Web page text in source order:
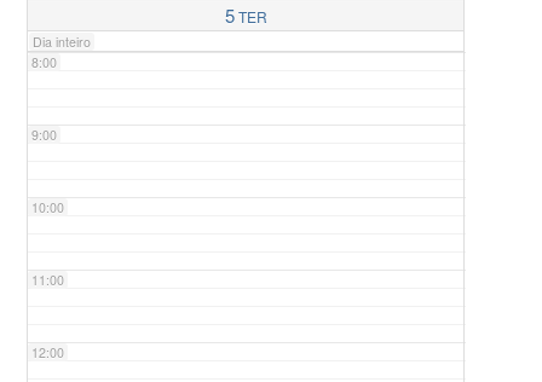
5TER
Dia inteiro
8:00
9:00
10:00
11:00
12:00